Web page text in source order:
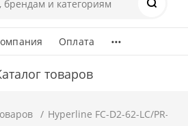
Оплата ...
товаров
Hyperline FC-D2-62-LC/PR-ST/